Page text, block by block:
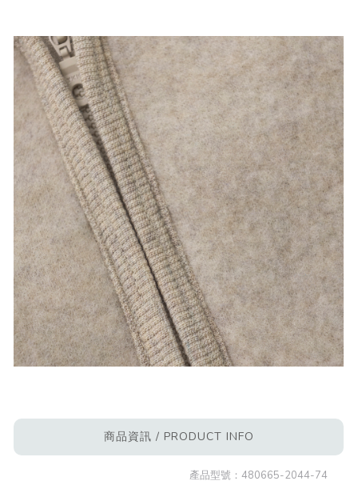
商品資訊 / PRODUCT INFO
產品型號：480665-2044-74